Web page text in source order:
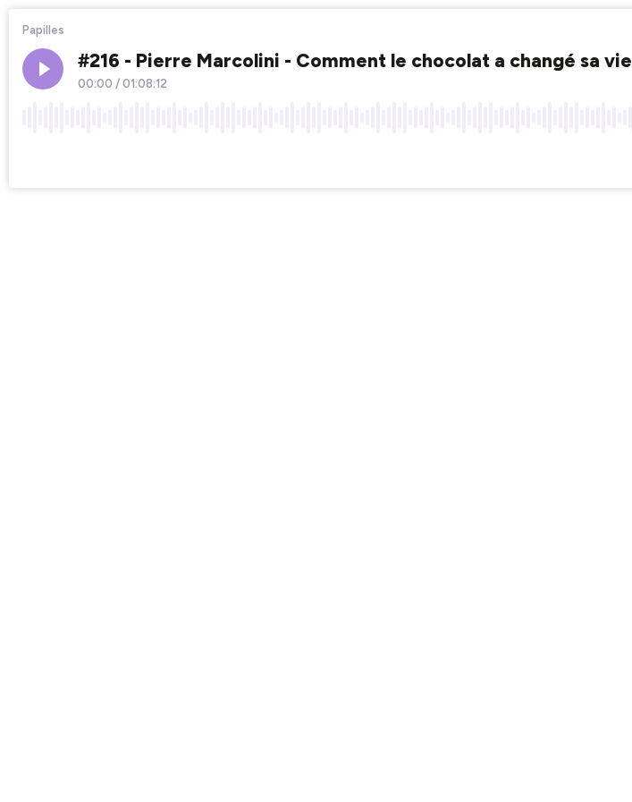
Papilles
#216 - Pierre Marcolini - Comment le chocolat a changé sa vie
00:00 /01:08:12